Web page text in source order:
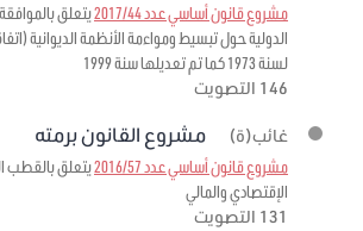
مشروع قانون أساسي عدد 2017/44
يتعلق
الدولية حول تبسيط ومواءمة الأنظمة الديوانية
لسنة 1973 كما تم تعديلها سنة 1999
146 التصويت
غائب(ة) مشروع القانون برمته
مشروع قانون أساسي عدد 2016/57
يتعلق بالقطب
الإقتصادي والمالي
131 التصويت